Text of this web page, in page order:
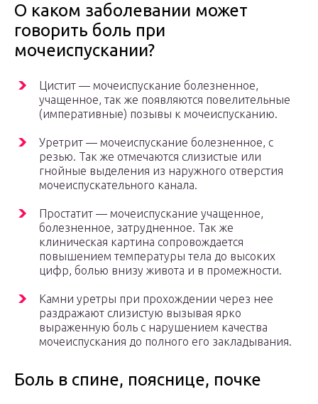
О каком заболевании может
говорить боль при
мочеиспускании?
Цистит — мочеиспускание болезненное,
учащенное, так же появляются повелительные
(императивные) позывы к мочеиспусканию.
Уретрит — мочеиспускание болезненное, с
резью. Так же отмечаются слизистые или
гнойные выделения из наружного отверстия
мочеиспускательного канала.
Простатит — мочеиспускание учащенное,
болезненное, затрудненное. Так же
клиническая картина сопровождается
повышением температуры тела до высоких
цифр, болью внизу живота и в промежности.
Камни уретры при прохождении через нее
раздражают слизистую вызывая ярко
выраженную боль с нарушением качества
мочеиспускания до полного его закладывания.
Боль в спине, пояснице, почке